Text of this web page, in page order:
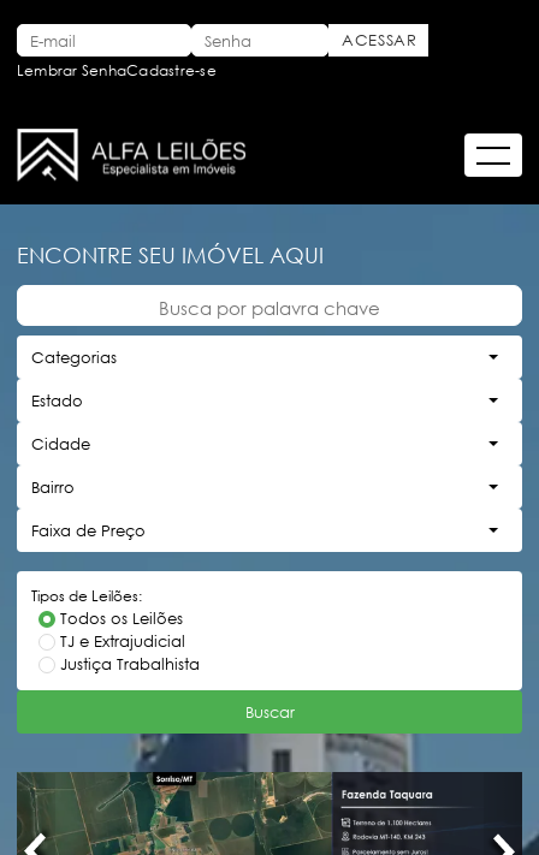
Lembrar SenhaCadastre-se
ENCONTRE SEU IMÓVEL AQUI
Categorias
Estado
Cidade
Bairro
Faixa de Preço
Tipos de Leilões:
Todos os Leilões
TJ e Extrajudicial
Justiça Trabalhista
Buscar